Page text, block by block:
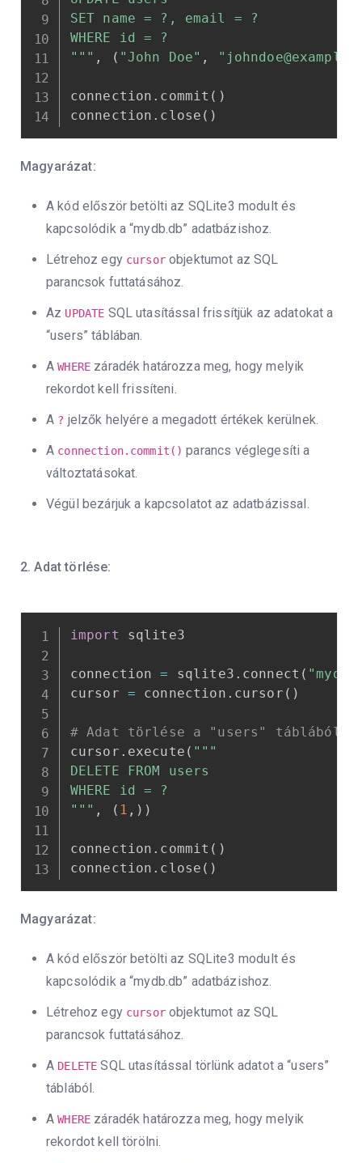
SET name = ?, email = ?
WHERE id = ?
""" , ( "John Doe" ,
connection . commit ( )
connection . close ( )
Magyarázat:
A kód először betölti az SQLite3 modult és
kapcsolódik a “mydb.db” adatbázishoz.
Létrehoz egy cursorobjektumot az SQL
parancsok futtatásához.
Az UPDATE SQL utasítással frissítjük az adatokat a
“users” táblában.
AWHERE záradék határozza meg, hogy melyik
rekordot kell frissíteni.
A ? jelzők helyére a megadott értékek kerülnek.
A connection.commit() parancs véglegesíti a
változtatásokat.
Végül bezárjuk a kapcsolatot az adatbázissal.
2. Adat törlése:
import sqlite3
connection = sqlite3 . connect (
cursor = connection . cursor ( )
# Adat törlése a "users" táblából
cursor . execute ( """
DELETE FROM users
WHERE id = ?
""" , ( 1 , ) )
connection . commit ( )
connection . close ( )
Magyarázat:
A kód először betölti az SQLite3 modult és
kapcsolódik a “mydb.db” adatbázishoz.
Létrehoz egy cursorobjektumot az SQL
parancsok futtatásához.
A DELETE SQL utasítással törlünk adatot a “users”
táblából.
AWHERE záradék határozza meg, hogy melyik
rekordot kell törölni.